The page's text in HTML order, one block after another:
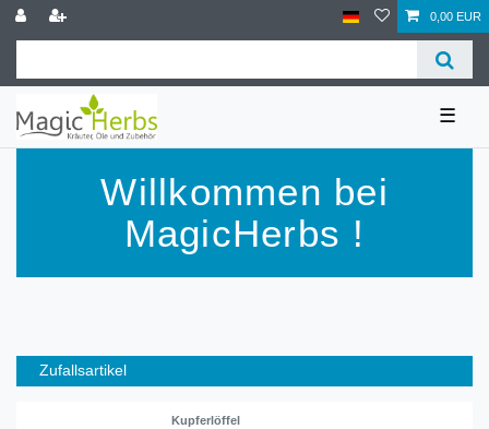
0,00 EUR
☰
Willkommen bei
MagicHerbs !
Zufallsartikel
Kupferlöffel